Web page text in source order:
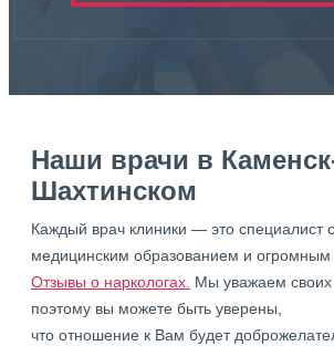
Наши врачи в
Шахтинском
Каждый врач клиники — это специалист
медицинским образованием и
Отзывы о наркологах. Мы уважаем своих
поэтому вы можете быть уверены,
что отношение к Вам будет